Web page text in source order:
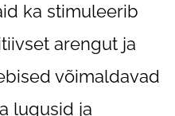
ka stimuleerib
arengut ja
võimaldavad
lugusid ja